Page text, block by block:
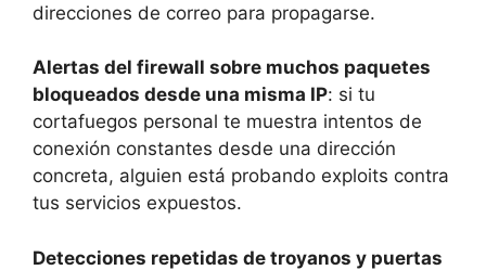
direcciones de correo para propagarse.
Alertas del firewall sobre muchos paquetes
bloqueados desde una misma IP: si tu
cortafuegos personal te muestra intentos de
conexión constantes desde una dirección
concreta, alguien está probando exploits contra
tus servicios expuestos.
Detecciones repetidas de troyanos y puertas